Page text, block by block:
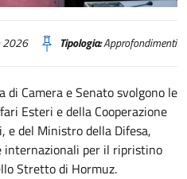
e Guido Crosetto davanti alle
2026 Tipologia:Approfondimenti
di Camera e Senato svolgono le
Esteri e della Cooperazione
e del Ministro della Difesa,
internazionali per il ripristino
Stretto di Hormuz.